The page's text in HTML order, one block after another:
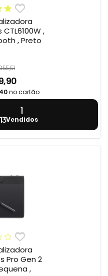
,
, Preto
no cartão
1
Vendidos
Pro Gen 2
,